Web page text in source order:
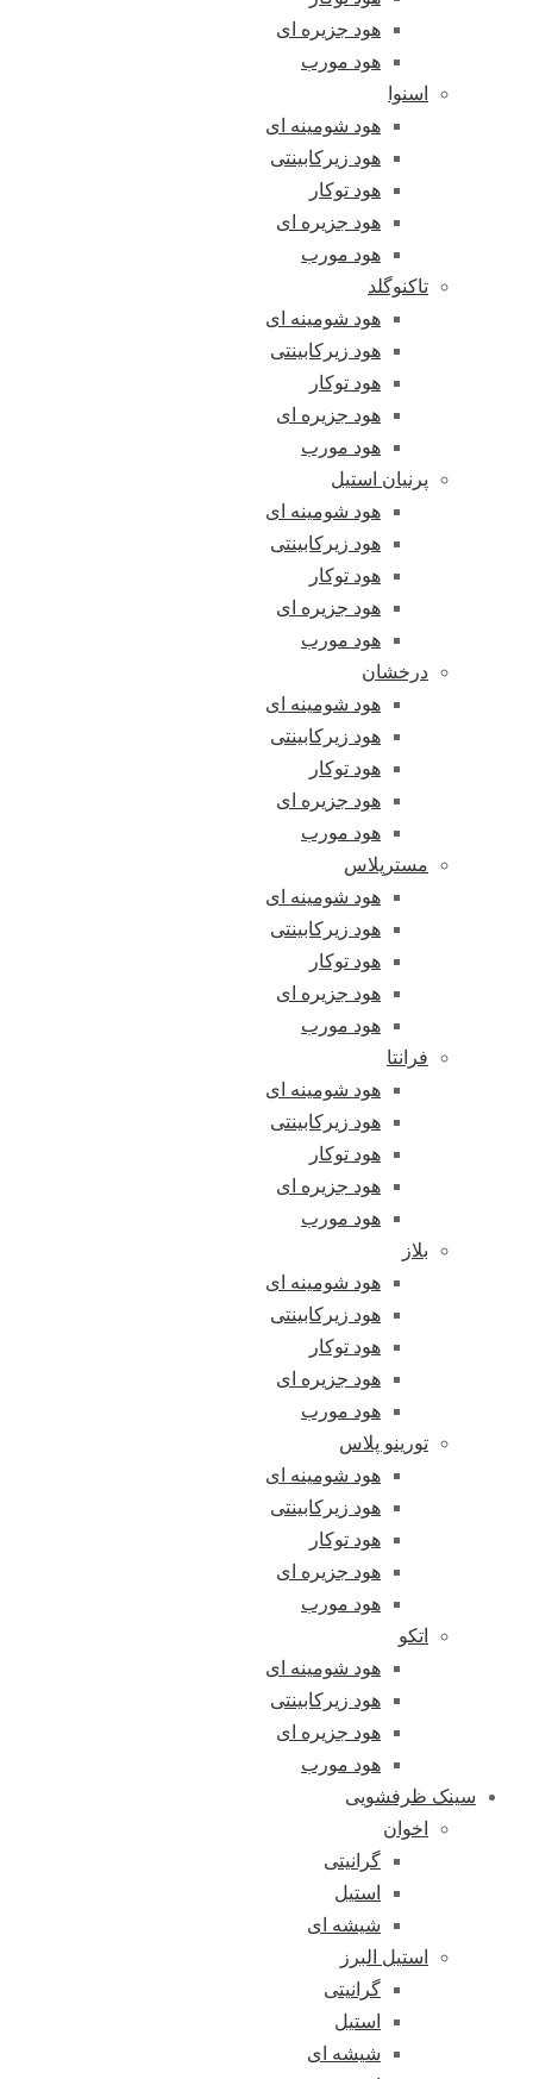
هود جزیره ای
هود مورب
اسنوا
هود شومینه ای
هود زیرکابینتی
هود توکار
هود جزیره ای
هود مورب
تاکنوگلد
هود شومینه ای
هود زیرکابینتی
هود توکار
هود جزیره ای
هود مورب
پرنیان استیل
هود شومینه ای
هود زیرکابینتی
هود توکار
هود جزیره ای
هود مورب
درخشان
هود شومینه ای
هود زیرکابینتی
هود توکار
هود جزیره ای
هود مورب
مسترپلاس
هود شومینه ای
هود زیرکابینتی
هود توکار
هود جزیره ای
هود مورب
فرانتا
هود شومینه ای
هود زیرکابینتی
هود توکار
هود جزیره ای
هود مورب
بلاز
هود شومینه ای
هود زیرکابینتی
هود توکار
هود جزیره ای
هود مورب
تورینو پلاس
هود شومینه ای
هود زیرکابینتی
هود توکار
هود جزیره ای
هود مورب
اتکو
هود شومینه ای
هود زیرکابینتی
هود جزیره ای
هود مورب
سینک ظرفشویی
اخوان
گرانیتی
استیل
شیشه ای
استیل البرز
گرانیتی
استیل
شیشه ای